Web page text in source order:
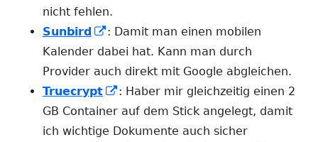
öffnen
neuem
Fenster
öffnen
nicht fehlen.
Sunbird
In
neuem
Fenster
öffnen
: Damit man einen mobilen
Kalender dabei hat. Kann man durch
Provider auch direkt mit Google abgleichen.
Truecrypt
In
neuem
Fenster
: Haber mir gleichzeitig einen 2
GB Container auf dem Stick angelegt, damit
ich wichtige Dokumente auch sicher